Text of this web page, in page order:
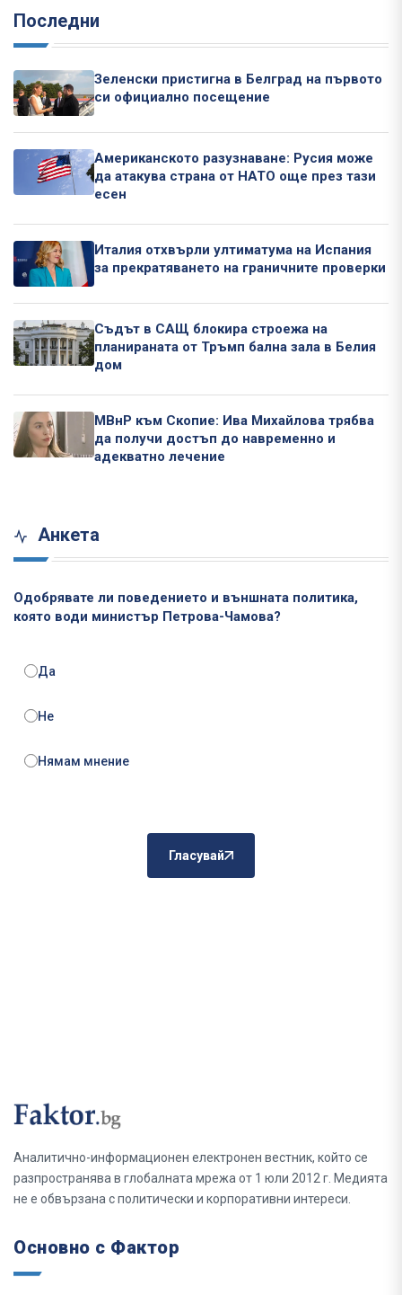
Последни
Зеленски пристигна в Белград на първото
си официално посещение
Американското разузнаване: Русия може
да атакува страна от НАТО още през тази
есен
Италия отхвърли ултиматума на Испания
за прекратяването на граничните проверки
Съдът в САЩ блокира строежа на
планираната от Тръмп бална зала в Белия
дом
МВнР към Скопие: Ива Михайлова трябва
да получи достъп до навременно и
адекватно лечение
Анкета
Одобрявате ли поведението и външната политика,
която води министър Петрова-Чамова?
Да
Не
Нямам мнение
Гласувай
Аналитично-информационен електронен вестник, който се
разпространява в глобалната мрежа от 1 юли 2012 г. Медията
не е обвързана с политически и корпоративни интереси.
Основно с Фактор